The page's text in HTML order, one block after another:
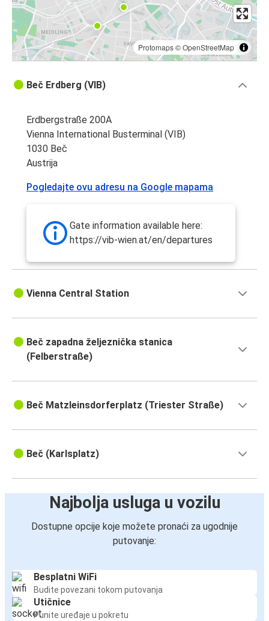
Protomaps©OpenStreetMap
Beč Erdberg (VIB)
Erdbergstraße 200A
Vienna International Busterminal (VIB)
1030 Beč
Austrija
Pogledajte ovu adresu na Google mapama
Gate information available here:
https://vib-wien.at/en/departures
Vienna Central Station
Beč zapadna željeznička stanica
(Felberstraße)
Beč Matzleinsdorferplatz (Triester Straße)
Beč (Karlsplatz)
Najbolja usluga u vozilu
Dostupne opcije koje možete pronaći za ugodnije
putovanje:
Besplatni WiFi
Budite povezani tokom putovanja
Utičnice
Punite uređaje u pokretu